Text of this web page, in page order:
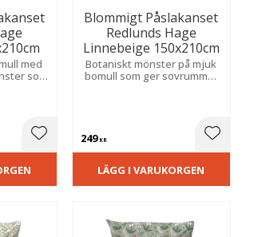
med
som
Lägg till i favoriter
Blommigt Påslakanset
Redlunds Hage
Linnebeige 150x210cm
Botaniskt mönster på mjuk
bomull som ger sovrummet
249KR Lägg
LÄGG I VARUKORGEN